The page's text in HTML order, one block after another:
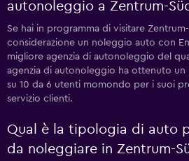
autonoleggio a Zentrum-
Se hai in programma di visitare
considerazione un noleggio auto con
migliore agenzia di autonoleggio del
agenzia di autonoleggio ha ottenuto
su 10 da 6 utenti momondo per i suoi
servizio clienti.
Qual è la tipologia di auto
da noleggiare in Zentrum-